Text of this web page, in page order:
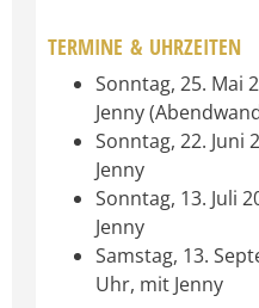
TERMINE & UHRZEITEN
Sonntag, 25. Mai
Jenny
Sonntag, 22. Juni
Jenny
Sonntag, 13. Juli
Jenny
Samstag, 13.
Uhr, mit Jenny